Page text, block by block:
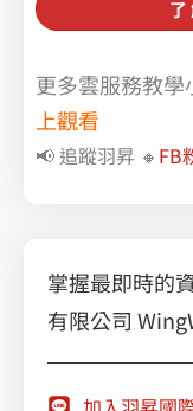
更多雲服務教學
上觀看
📢 追蹤羽昇 🔸 FB
掌握最即時的
有限公司